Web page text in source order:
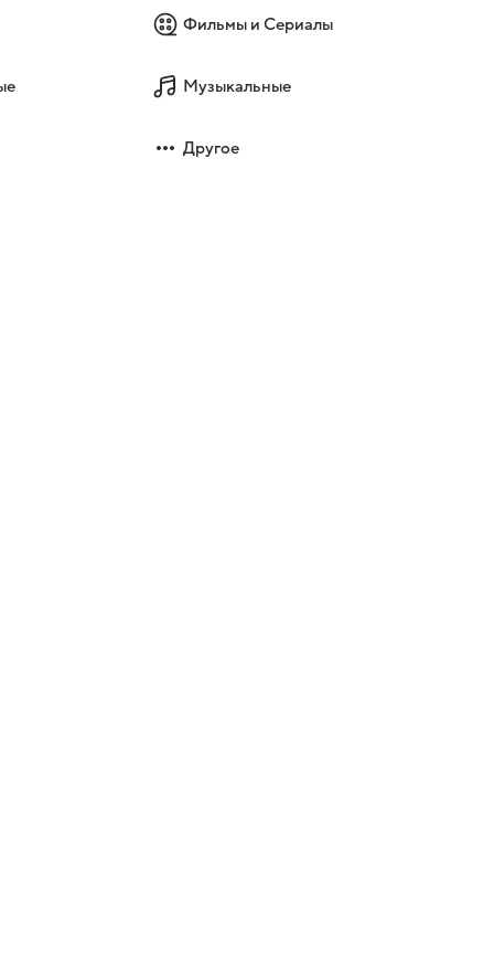
Фильмы и Сериалы
Музыкальные
Другое